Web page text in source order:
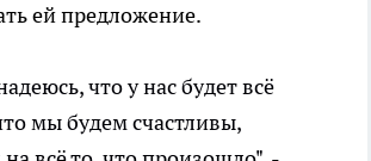
ей предложение.
что у нас будет всё
мы будем счастливы,